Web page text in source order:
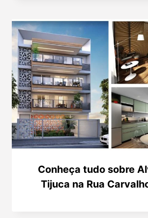
Conheça tudo sobre
Tijuca na Rua